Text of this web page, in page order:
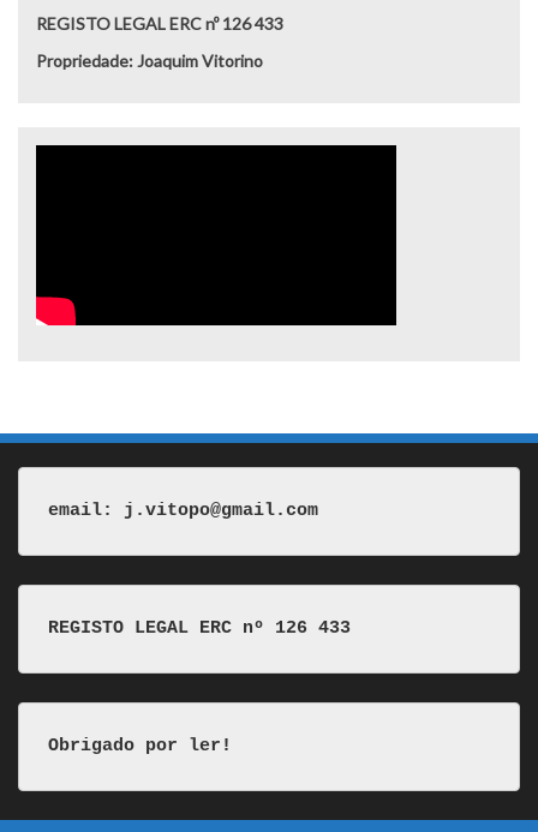
REGISTO LEGAL ERC nº 126 433
Propriedade: Joaquim Vitorino
email: j.vitopo@gmail.com
REGISTO LEGAL ERC nº 126 433
Obrigado por ler!